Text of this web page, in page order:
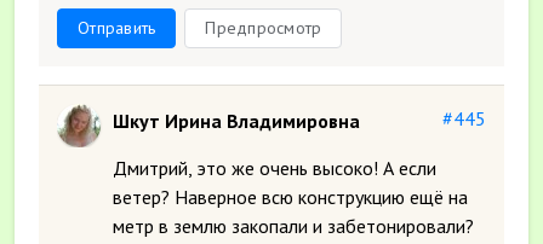
Отправить Предпросмотр
#445
Шкут Ирина Владимировна
Дмитрий, это же очень высоко! А если
ветер? Наверное всю конструкцию ещё на
метр в землю закопали и забетонировали?